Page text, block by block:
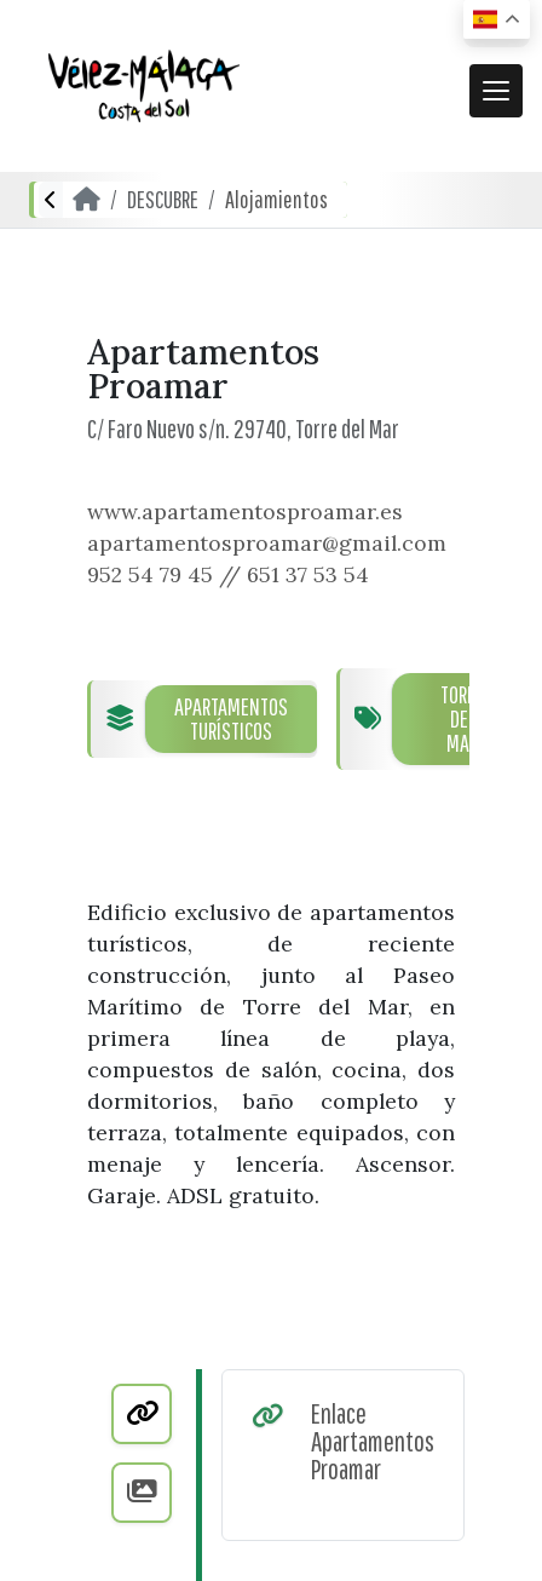
El municipio
Mapa interactivo
Localidades
Localidades de Interior
Oficinas de Turismo
Historia
Historia del municipio
Empresas de subtropicales
DESCUBRE
Restauración
Gastronomía local
Visitas
Semana Santa de Vélez-
Málaga
Galería fotográfica de eventos
RECURSOS
Vídeos promocionales
Folletos turísticos
Planos
Guías turísticas
Encuestas
DESCUBRE Alojamientos
Apartamentos
Proamar
C/ Faro Nuevo s/n. 29740, Torre del Mar
www.apartamentosproamar.es
apartamentosproamar@gmail.com
952 54 79 45 // 651 37 53 54
APARTAMENTOS
TURÍSTICOS
TORRE
DEL
MAR
Edificio exclusivo de apartamentos
turísticos, de reciente
construcción, junto al Paseo
Marítimo de Torre del Mar, en
primera línea de playa,
compuestos de salón, cocina, dos
dormitorios, baño completo y
terraza, totalmente equipados, con
menaje y lencería. Ascensor.
Garaje. ADSL gratuito.
Enlace
Apartamentos
Proamar